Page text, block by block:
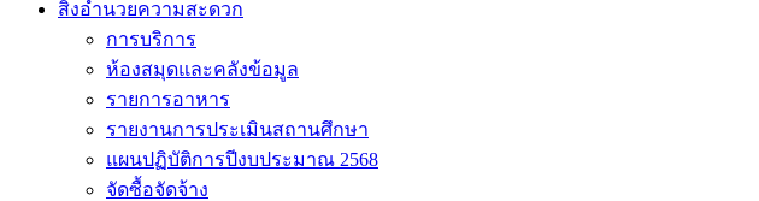
สิ่งอำนวยความสะดวก
การบริการ
ห้องสมุดและคลังข้อมูล
รายการอาหาร
รายงานการประเมินสถานศึกษา
แผนปฏิบัติการปีงบประมาณ 2568
จัดซื้อจัดจ้าง